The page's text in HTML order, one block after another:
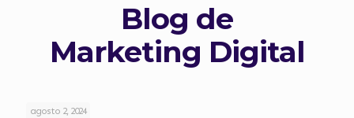
Blog de
Marketing Digital
agosto 2, 2024